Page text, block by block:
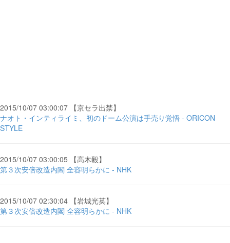
2015/10/07 03:00:07 【京セラ出禁】
ナオト・インティライミ、初のドーム公演は手売り覚悟 - ORICON
STYLE
2015/10/07 03:00:05 【高木毅】
第３次安倍改造内閣 全容明らかに - NHK
2015/10/07 02:30:04 【岩城光英】
第３次安倍改造内閣 全容明らかに - NHK